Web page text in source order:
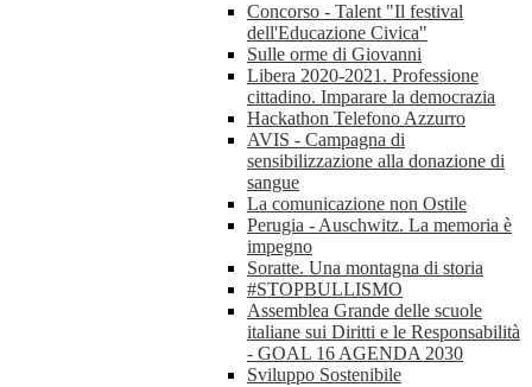
Concorso - Talent "Il festival
dell'Educazione Civica"
Sulle orme di Giovanni
Libera 2020-2021. Professione
cittadino. Imparare la democrazia
Hackathon Telefono Azzurro
AVIS - Campagna di
sensibilizzazione alla donazione di
sangue
La comunicazione non Ostile
Perugia - Auschwitz. La memoria è
impegno
Soratte. Una montagna di storia
#STOPBULLISMO
Assemblea Grande delle scuole
italiane sui Diritti e le Responsabilità
- GOAL 16 AGENDA 2030
Sviluppo Sostenibile